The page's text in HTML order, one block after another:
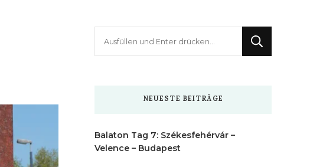
NEUESTE BEITRÄGE
Balaton Tag 7: Székesfehérvár –
Velence – Budapest